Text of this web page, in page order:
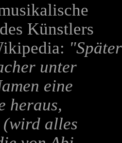
Künstlers
"Später
unter
eine
heraus,
(wird alles